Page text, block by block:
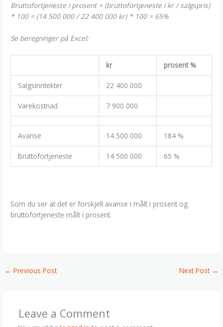
Bruttofortjeneste i prosent = (bruttofortjeneste i kr / salgspris)
* 100 = (14 500 000 / 22 400 000 kr) * 100 = 65%
Se beregninger på Excel:
kr prosent %
Salgsinntekter 22 400 000
Varekostnad 7 900 000
Avanse 14 500 000 184 %
Bruttofortjeneste 14 500 000 65 %
Som du ser at det er forskjell avanse i målt i prosent og
bruttofortjeneste målt i prosent.
← Previous Post Next Post →
Leave a Comment